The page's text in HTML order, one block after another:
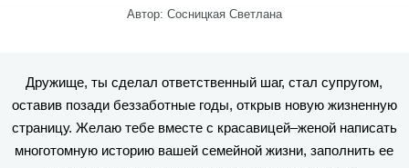
Автор: Сосницкая Светлана
Дружище, ты сделал ответственный шаг, стал супругом,
оставив позади беззаботные годы, открыв новую жизненную
страницу. Желаю тебе вместе с красавицей–женой написать
многотомную историю вашей семейной жизни, заполнить ее